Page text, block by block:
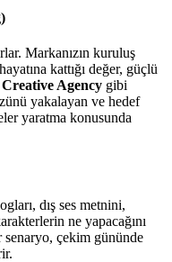
Markanızın kuruluş
kattığı değer, güçlü
Agency gibi
yakalayan ve hedef
yaratma konusunda
dış ses metnini,
ne yapacağını
çekim gününde